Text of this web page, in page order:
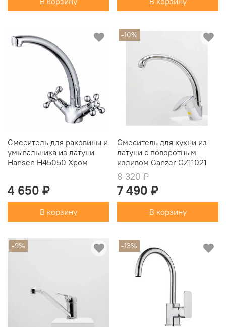
Cмеситель для раковины и
умывальника из латуни
Hansen H45050 Хром
4 650 ₽
В корзину
-10%
Смеситель для кухни из
латуни с поворотным
изливом Ganzer GZ11021
8 320 ₽
7 490 ₽
В корзину
-9% -13%